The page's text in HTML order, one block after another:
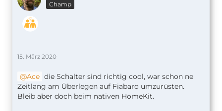
Champ
15. März 2020
Ace die Schalter sind richtig cool, war schon ne
Zeitlang am Überlegen auf Fiabaro umzurüsten.
Bleib aber doch beim nativen HomeKit.